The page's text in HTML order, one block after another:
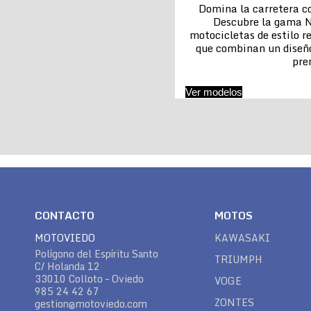
Domina la carretera
Descubre la gama
motocicletas de estilo
que combinan un
Ver modelos
CONTACTO
MOTOVIEDO
Polígono del Espíritu Santo
C/ Holanda 12
33010 Colloto – Oviedo
985 24 42 67
gestion@motoviedo.com
MOTOS
KAWASAKI
TRIUMPH
VOGE
ZONTES